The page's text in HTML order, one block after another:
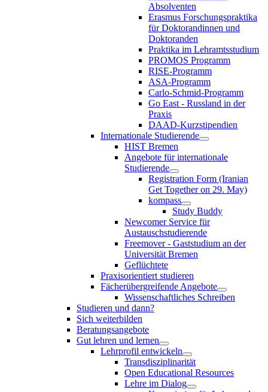
Absolventen
Erasmus Forschungspraktika
für Doktorandinnen und
Doktoranden
Praktika im Lehramtsstudium
PROMOS Programm
RISE-Programm
ASA-Programm
Carlo-Schmid-Programm
Go East - Russland in der
Praxis
DAAD-Kurzstipendien
Internationale Studierende
HIST Bremen
Angebote für internationale
Studierende
Registration Form (Iranian
Get Together on 29. May)
kompass
Study Buddy
Newcomer Service für
Austauschstudierende
Freemover - Gaststudium an der
Universität Bremen
Geflüchtete
Praxisorientiert studieren
Fächerübergreifende Angebote
Wissenschaftliches Schreiben
Studieren und dann?
Sich weiterbilden
Beratungsangebote
Gut lehren und lernen
Lehrprofil entwickeln
Transdisziplinarität
Open Educational Resources
Lehre im Dialog